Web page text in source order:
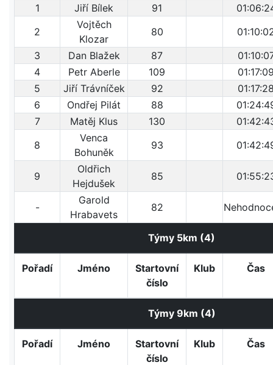
1 Jiří Bílek 91
2
Vojtěch
Klozar
80
3
Dan Blažek 87
4
Petr Aberle 109
5
Jiří Trávníček 92
6
Ondřej Pilát 88
7
Matěj Klus 130
8
Venca
Bohuněk
93
9
Oldřich
Hejdušek
85
-
Garold
Hrabavets
82
Týmy 5km (4)
Pořadí Jméno
Startovní
číslo
Klub Čas
Týmy 9km (4)
Pořadí Jméno
Startovní
číslo
Klub Čas